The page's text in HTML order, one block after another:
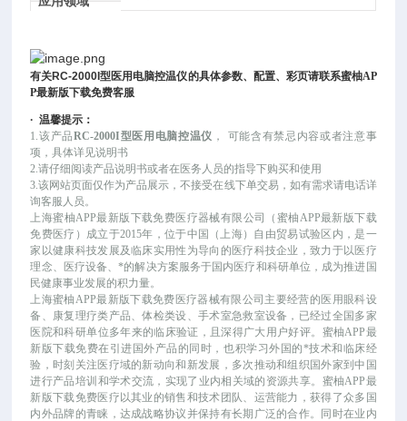
有关RC-2000I型医用电脑控温仪的具体参数、配置、彩页请联系蜜柚AP
P最新版下载免费客服
·温馨提示：
1.该产品RC-2000I型医用电脑控温仪 ， 可能含有禁忌内容或者注意事
项，具体详见说明书
2.请仔细阅读产品说明书或者在医务人员的指导下购买和使用
3.该网站页面仅作为产品展示，不接受在线下单交易，如有需求请电话详
询客服人员。
上海蜜柚APP最新版下载免费医疗器械有限公司（蜜柚APP最新版下载
免费医疗）成立于2015年，位于中国（上海）自由贸易试验区内，是一
家以健康科技发展及临床实用性为导向的医疗科技企业，致力于以医疗
理念、医疗设备、*的解决方案服务于国内医疗和科研单位，成为推进国
民健康事业发展的积力量。
上海蜜柚APP最新版下载免费医疗器械有限公司主要经营的医用眼科设
备、康复理疗类产品、体检类设、手术室急救室设备，已经过全国多家
医院和科研单位多年来的临床验证，且深得广大用户好评。蜜柚APP最
新版下载免费在引进国外产品的同时，也积学习外国的*技术和临床经
验，时刻关注医疗域的新动向和新发展，多次推动和组织国外家到中国
进行产品培训和学术交流，实现了业内相关域的资源共享。蜜柚APP最
新版下载免费医疗以其业的销售和技术团队、运营能力，获得了众多国
内外品牌的青睐，达成战略协议并保持有长期广泛的合作。同时在业内